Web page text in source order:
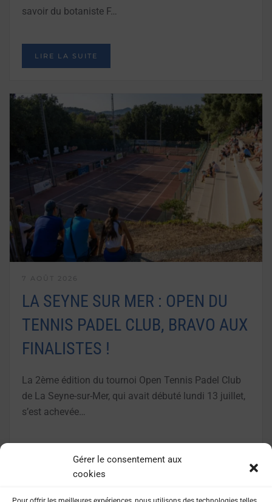
Gérer le consentement aux
cookies
savoir du botaniste F…
LIRE LA SUITE
LA SEYNE SUR MER : OPEN DU
TENNIS PADEL CLUB, BRAVO AUX
FINALISTES !
La 2ème édition du tournoi Open Tennis Padel Club
de La Seyne-sur-Mer, qui avait débuté lundi 13 juillet,
s’est achevée…
LIRE LA SUITE